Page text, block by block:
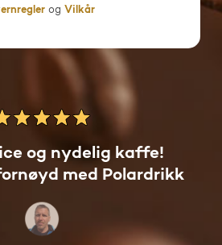
og Vilkår
og nydelig kaffe!
med Polardrikk